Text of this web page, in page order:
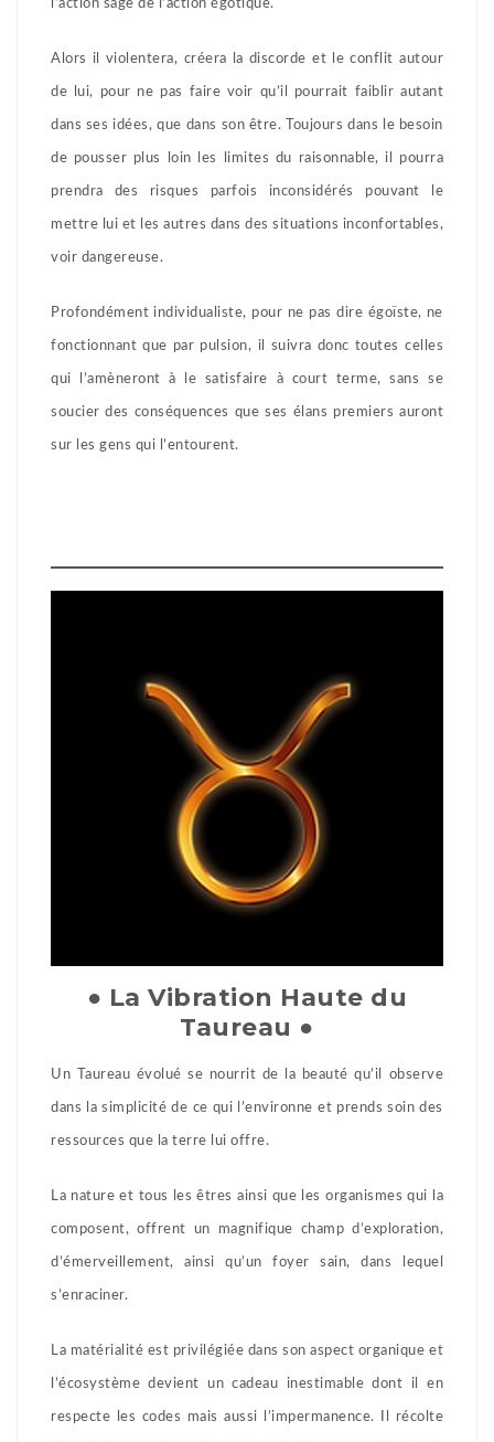
l’action sage de l’action égotique.
Alors il violentera, créera la discorde et le conflit autour
de lui, pour ne pas faire voir qu’il pourrait faiblir autant
dans ses idées, que dans son être. Toujours dans le besoin
de pousser plus loin les limites du raisonnable, il pourra
prendra des risques parfois inconsidérés pouvant le
mettre lui et les autres dans des situations inconfortables,
voir dangereuse.
Profondément individualiste, pour ne pas dire égoïste, ne
fonctionnant que par pulsion, il suivra donc toutes celles
qui l’amèneront à le satisfaire à court terme, sans se
soucier des conséquences que ses élans premiers auront
sur les gens qui l’entourent.
● La Vibration Haute du
Taureau ●
Un Taureau évolué se nourrit de la beauté qu’il observe
dans la simplicité de ce qui l’environne et prends soin des
ressources que la terre lui offre.
La nature et tous les êtres ainsi que les organismes qui la
composent, offrent un magnifique champ d’exploration,
d’émerveillement, ainsi qu’un foyer sain, dans lequel
s’enraciner.
La matérialité est privilégiée dans son aspect organique et
l’écosystème devient un cadeau inestimable dont il en
respecte les codes mais aussi l’impermanence. Il récolte